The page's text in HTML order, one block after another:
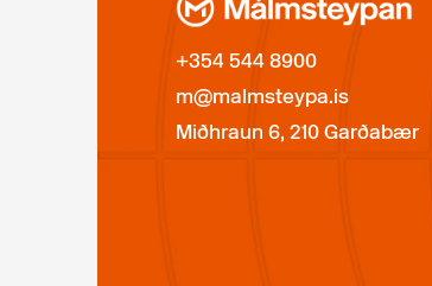
+354 544 8900
m@malmsteypa.is
Miðhraun 6, 210 Garðabær